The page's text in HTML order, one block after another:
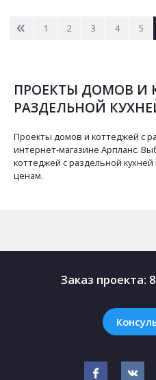
< 1 2 3 4 5
ПРОЕКТЫ ДОМОВ И
РАЗДЕЛЬНОЙ
Проекты домов и коттеджей с
интернет-магазине Арпланс.
коттеджей с раздельной
ценам.
Заказ проекта: